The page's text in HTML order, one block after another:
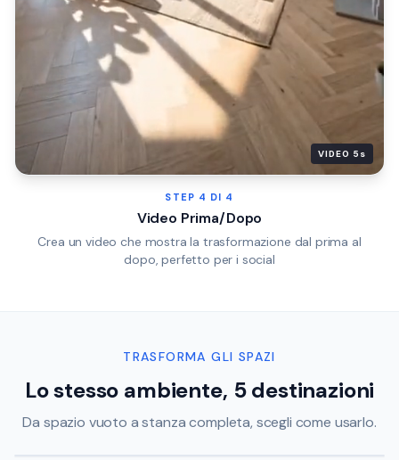
VIDEO 5s
STEP 4 DI 4
Video Prima/Dopo
Crea un video che mostra la trasformazione dal prima al
dopo, perfetto per i social
TRASFORMA GLI SPAZI
Lo stesso ambiente, 5 destinazioni
Da spazio vuoto a stanza completa, scegli come usarlo.